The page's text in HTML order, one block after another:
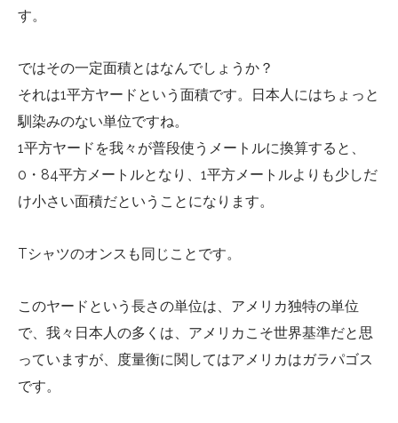
す。
ではその一定面積とはなんでしょうか？
それは1平方ヤードという面積です。日本人にはちょっと
馴染みのない単位ですね。
1平方ヤードを我々が普段使うメートルに換算すると、
0・84平方メートルとなり、1平方メートルよりも少しだ
け小さい面積だということになります。
Tシャツのオンスも同じことです。
このヤードという長さの単位は、アメリカ独特の単位
で、我々日本人の多くは、アメリカこそ世界基準だと思
っていますが、度量衡に関してはアメリカはガラパゴス
です。